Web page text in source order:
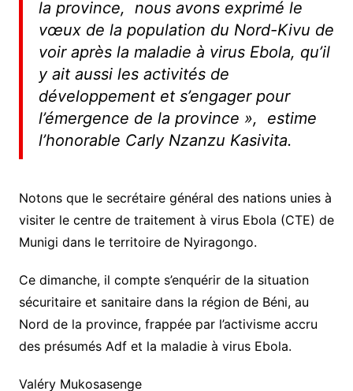
la province, nous avons exprimé le
vœux de la population du Nord-Kivu de
voir après la maladie à virus Ebola, qu’il
y ait aussi les activités de
développement et s’engager pour
l’émergence de la province », estime
l’honorable Carly Nzanzu Kasivita.
Notons que le secrétaire général des nations unies à
visiter le centre de traitement à virus Ebola (CTE) de
Munigi dans le territoire de Nyiragongo.
Ce dimanche, il compte s’enquérir de la situation
sécuritaire et sanitaire dans la région de Béni, au
Nord de la province, frappée par l’activisme accru
des présumés Adf et la maladie à virus Ebola.
Valéry Mukosasenge